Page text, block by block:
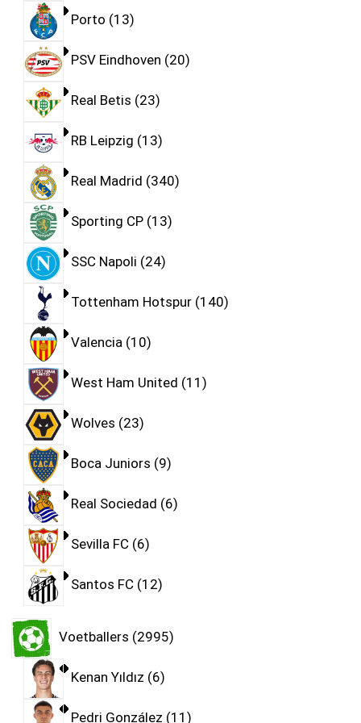
Porto 13
PSV Eindhoven 20
Real Betis 23
RB Leipzig 13
Real Madrid 340
Sporting CP 13
SSC Napoli 24
Tottenham Hotspur 140
Valencia 10
West Ham United 11
Wolves 23
Boca Juniors 9
Real Sociedad 6
Sevilla FC 6
Santos FC 12
Voetballers 2995
Kenan Yıldız 6
Pedri González 11